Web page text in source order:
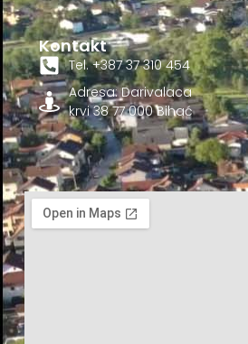
Kontakt
Tel. +387 37 310 454
Adresa: Darivalaca
krvi 38 77 000 Bihać